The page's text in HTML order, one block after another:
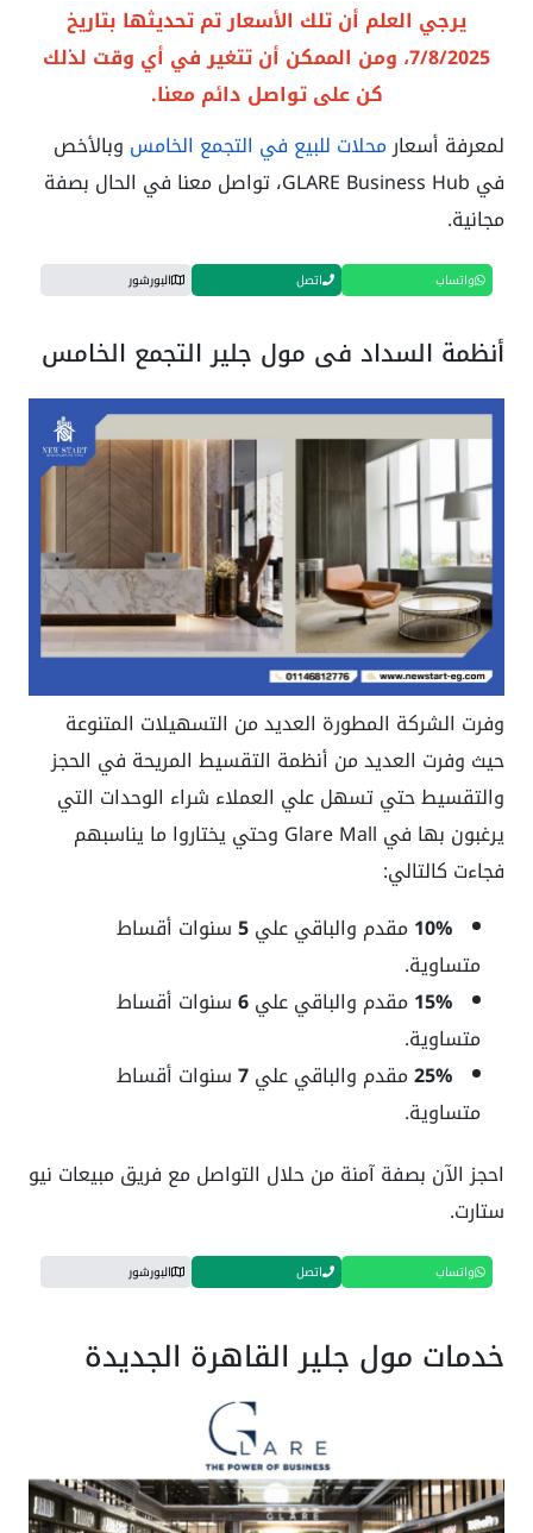
يرجي العلم أن تلك الأسعار تم تحديثها بتاريخ
7/8/2025، ومن الممكن أن تتغير في أي وقت لذلك
كن على تواصل دائم معنا.
لمعرفة أسعارمحلات للبيع في التجمع الخامس وبالأخص
في GLARE Business Hub، تواصل معنا في الحال بصفة
مجانية.
واتساب اتصل البورشور
أنظمة السداد في مول جلير التجمع الخامس
وفرت الشركة المطورة العديد من التسهيلات المتنوعة
حيث وفرت العديد من أنظمة التقسيط المريحة في الحجز
والتقسيط حتي تسهل علي العملاء شراء الوحدات التي
يرغبون بها في Glare Mall وحتي يختاروا ما يناسبهم
فجاءت كالتالي:
10% مقدم والباقي علي
سنوات أقساط
متساوية.
15% مقدم والباقي علي6سنوات أقساط
متساوية.
25%مقدم والباقي علي7سنوات أقساط
متساوية.
احجز الآن بصفة آمنة من حلال التواصل مع فريق مبيعات نيو
ستارت.
واتساب اتصل البورشور
خدمات مول جلير القاهرة الجديدة